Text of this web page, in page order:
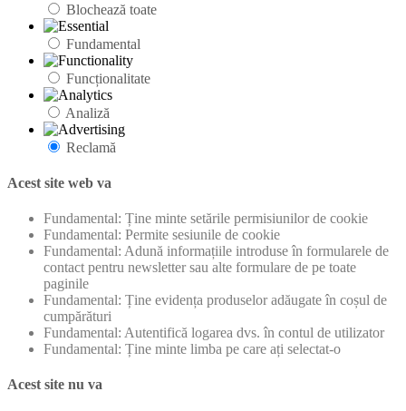
Blochează toate
Fundamental
Funcționalitate
Analiză
Reclamă
Acest site web va
Fundamental: Ține minte setările permisiunilor de cookie
Fundamental: Permite sesiunile de cookie
Fundamental: Adună informațiile introduse în formularele de
contact pentru newsletter sau alte formulare de pe toate
paginile
Fundamental: Ține evidența produselor adăugate în coșul de
cumpărături
Fundamental: Autentifică logarea dvs. în contul de utilizator
Fundamental: Ține minte limba pe care ați selectat-o
Acest site nu va